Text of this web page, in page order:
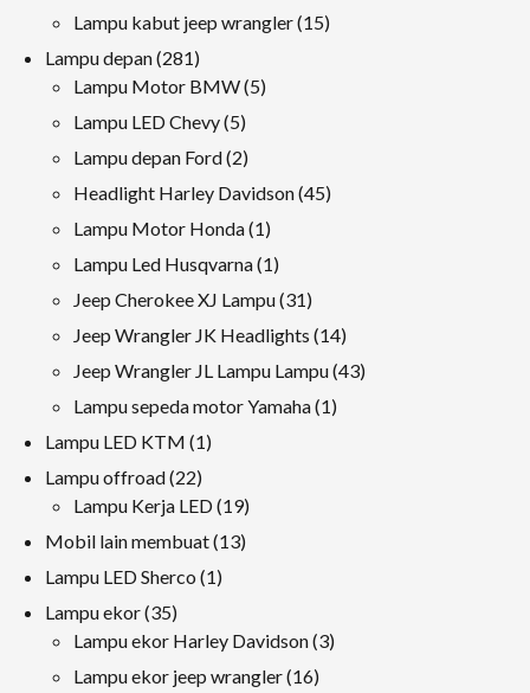
Lampu kabut jeep wrangler 1515
Lampu depan 281281
produk
Lampu Motor BMW 55
Lampu LED Chevy 55
produk
Lampu depan Ford 22
produk
Headlight Harley Davidson 4545
Lampu Motor Honda 11
produk
Lampu Led Husqvarna 11
produk
Jeep Cherokee XJ Lampu 3131
produk
Jeep Wrangler JK Headlights 1414
produk
Jeep Wrangler JL Lampu Lampu 4343
Lampu sepeda motor Yamaha 11
Lampu LED KTM 11
Lampu offroad 2222
produk
Lampu Kerja LED 1919
produk
Mobil lain membuat 1313
Lampu LED Sherco 11
Lampu ekor 3535
produk
Lampu ekor Harley Davidson 33
Lampu ekor jeep wrangler 1616